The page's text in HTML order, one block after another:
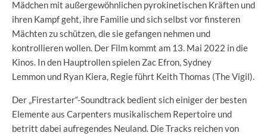
Mädchen mit außergewöhnlichen pyrokinetischen Kräften und
ihren Kampf geht, ihre Familie und sich selbst vor finsteren
Mächten zu schützen, die sie gefangen nehmen und
kontrollieren wollen. Der Film kommt am 13. Mai 2022 in die
Kinos. In den Hauptrollen spielen Zac Efron, Sydney
Lemmon und Ryan Kiera, Regie führt Keith Thomas (The Vigil).
Der „Firestarter“-Soundtrack bedient sich einiger der besten
Elemente aus Carpenters musikalischem Repertoire und
betritt dabei aufregendes Neuland. Die Tracks reichen von